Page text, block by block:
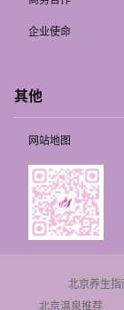
企业使命
其他
网站地图
北京养生指
北京温泉推荐